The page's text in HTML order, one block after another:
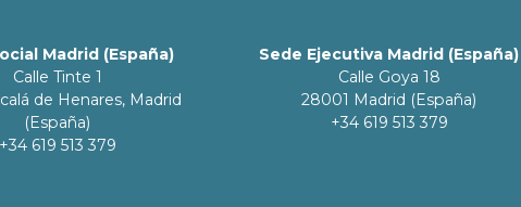
Madrid (España)
Calle Tinte 1
de Henares, Madrid
(España)
+34 619 513 379
Sede Ejecutiva Madrid (España)
Calle Goya 18
28001 Madrid (España)
+34 619 513 379